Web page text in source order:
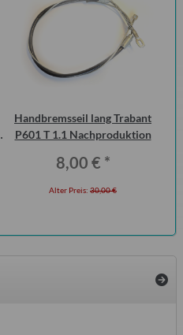
Handbremsseil lang Trabant
P601 T 1.1 Nachproduktion
8,00 € *
Alter Preis: 30,00 €